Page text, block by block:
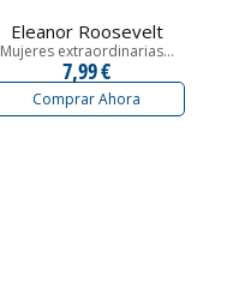
Eleanor Roosevelt
Mujeres extraordinarias...
7,99 €
Comprar Ahora